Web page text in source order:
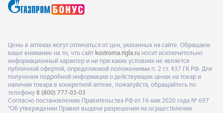
Цены в аптеках могут отличаться от цен, указанных на сайте. Обращаем
ваше внимание на то, что сайт kostroma.rigla.ru носит исключительно
информационный характер и ни при каких условиях не является
публичной офертой, определяемой положениями п. 2 ст. 437 ГК РФ. Для
получения подробной информации о действующих ценах на товар и
наличии товара в конкретной аптеке, пожалуйста, обращайтесь по
телефону 8 (800) 777-03-03
Согласно постановлению Правительства РФ от 16 мая 2020 года № 697
"Об утверждении Правил выдачи разрешения на осуществление